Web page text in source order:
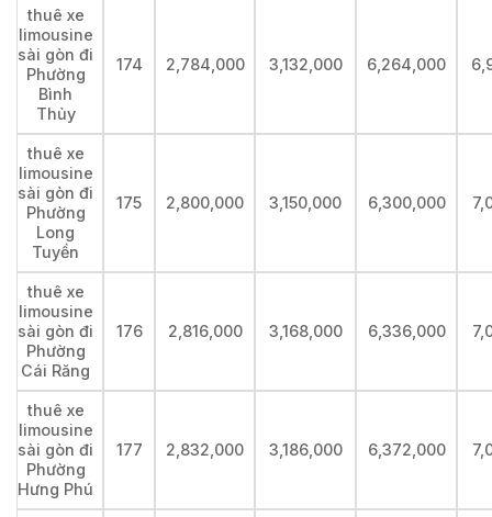
thuê xe
limousine
sài gòn đi
Phường
Bình
Thủy
174 2,784,000 3,132,000 6,264,000
thuê xe
limousine
sài gòn đi
Phường
Long
Tuyền
175 2,800,000 3,150,000 6,300,000
thuê xe
limousine
sài gòn đi
Phường
Cái Răng
176 2,816,000 3,168,000 6,336,000
thuê xe
limousine
sài gòn đi
Phường
Hưng Phú
177 2,832,000 3,186,000 6,372,000